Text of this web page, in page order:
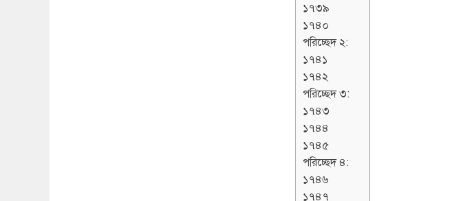
১৭৩৯
১৭৪০
পরিচ্ছেদ ২:
১৭৪১
১৭৪২
পরিচ্ছেদ ৩:
১৭৪৩
১৭৪৪
১৭৪৫
পরিচ্ছেদ ৪:
১৭৪৬
১৭৪৭